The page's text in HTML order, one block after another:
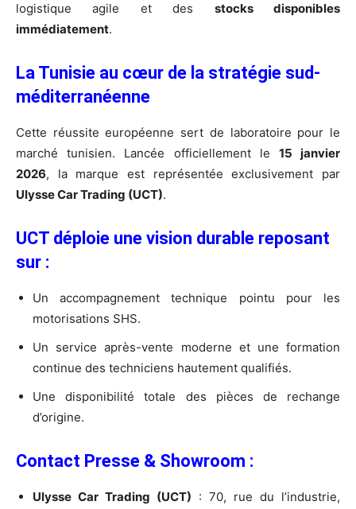
logistique agile et des stocks disponibles
immédiatement.
La Tunisie au cœur de la stratégie sud-
méditerranéenne
Cette réussite européenne sert de laboratoire pour le
marché tunisien. Lancée officiellement le 15 janvier
2026, la marque est représentée exclusivement par
Ulysse Car Trading (UCT).
UCT déploie une vision durable reposant
sur :
Un accompagnement technique pointu pour les
motorisations SHS.
Un service après-vente moderne et une formation
continue des techniciens hautement qualifiés.
Une disponibilité totale des pièces de rechange
d’origine.
Contact Presse & Showroom :
Ulysse Car Trading (UCT) : 70, rue du l’industrie,